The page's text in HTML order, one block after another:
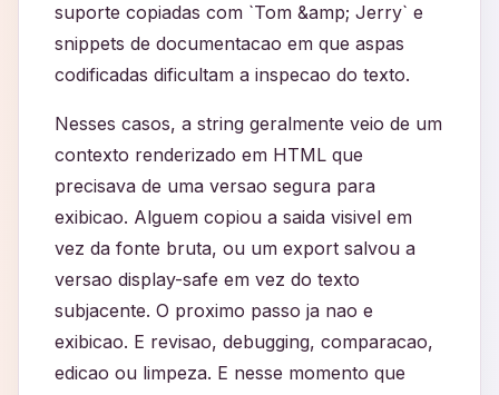
suporte copiadas com `Tom &amp; Jerry` e
snippets de documentacao em que aspas
codificadas dificultam a inspecao do texto.
Nesses casos, a string geralmente veio de um
contexto renderizado em HTML que
precisava de uma versao segura para
exibicao. Alguem copiou a saida visivel em
vez da fonte bruta, ou um export salvou a
versao display-safe em vez do texto
subjacente. O proximo passo ja nao e
exibicao. E revisao, debugging, comparacao,
edicao ou limpeza. E nesse momento que